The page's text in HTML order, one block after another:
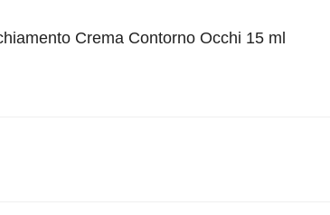
Crema Contorno Occhi 15 ml